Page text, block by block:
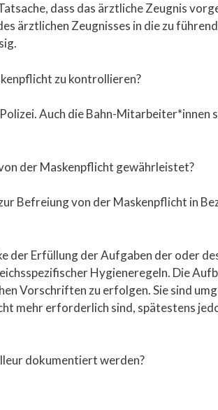
dass das ärztliche Zeugnis
ärztlichen Zeugnisses in die zu
zu kontrollieren?
Auch die Bahn-Mitarbeiter*innen
der Maskenpflicht gewährleistet?
Befreiung von der Maskenpflicht in
der Erfüllung der Aufgaben der oder
Hygieneregeln. Die
Vorschriften zu erfolgen. Sie sind
mehr erforderlich sind, spätestens
dokumentiert werden?